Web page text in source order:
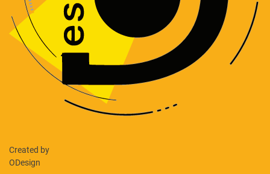
Created by
ODesign